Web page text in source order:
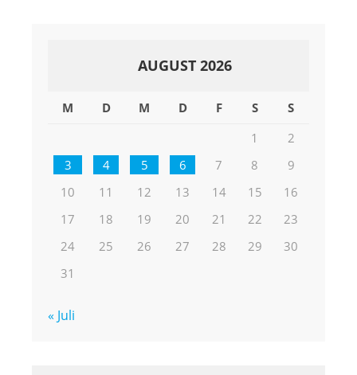
AUGUST 2026
M D M D F S
S
1
2
3
4 5 6 7 8
9
10
11 12 13 14 15
16
17
18 19 20 21 22
23
24
25 26 27 28 29
30
31
« Juli